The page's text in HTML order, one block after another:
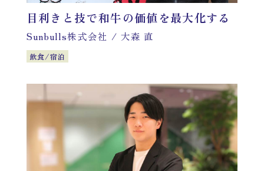
目利きと技で和牛の価値を最大化する
Sunbulls株式会社 / 大森 直
飲食/宿泊